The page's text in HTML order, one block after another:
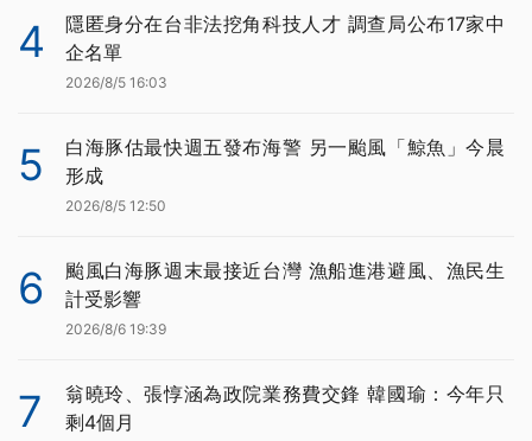
4
隱匿身分在台非法挖角科技人才 調查局公布17家中
企名單
2026/8/5 16:03
5
白海豚估最快週五發布海警 另一颱風「鯨魚」今晨
形成
2026/8/5 12:50
6
颱風白海豚週末最接近台灣 漁船進港避風、漁民生
計受影響
2026/8/6 19:39
7
翁曉玲、張惇涵為政院業務費交鋒 韓國瑜：今年只
剩4個月